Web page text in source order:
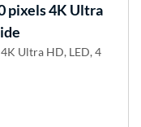
pixels 4K Ultra
Ultra HD, LED, 4